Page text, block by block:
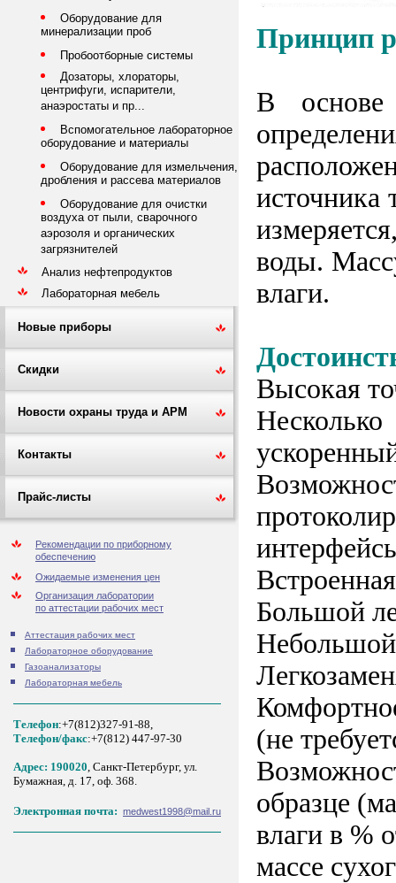
Оборудование для
минерализации проб
Пробоотборные системы
Дозаторы, хлораторы,
центрифуги, испарители,
анаэростаты и пр...
Вспомогательное лабораторное
оборудование и материалы
Оборудование для измельчения,
дробления и рассева материалов
Оборудование для очистки
воздуха от пыли, сварочного
аэрозоля и органических
загрязнителей
Анализ нефтепродуктов
Лабораторная мебель
Новые приборы
Скидки
Новости охраны труда и АРМ
Контакты
Прайс-листы
Рекомендации по приборному
обеспечению
Ожидаемые изменения цен
Организация лаборатории
по аттестации рабочих мест
Аттестация рабочих мест
Лабораторное оборудование
Газоанализаторы
Лабораторная мебель
Телефон:+7(812)327-91-88,
Tелефон/факс:+7(812) 447-97-30
Адрес: 190020, Санкт-Петербург, ул.
Бумажная, д. 17, оф. 368.
Электронная почта: medwest1998@mail.ru
Принцип
В основе
источника
воды.
влаги.
Высокая
Большой
Небольшой
(не
образце
влаги в %
массе